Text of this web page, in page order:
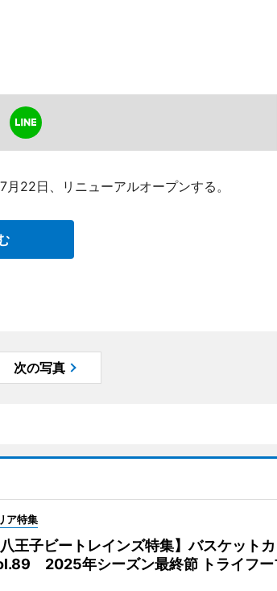
22日、リニューアルオープンする。
次の写真
ア特集
八王子ビートレインズ特集】バスケット
2025年シーズン最終節 トライフー